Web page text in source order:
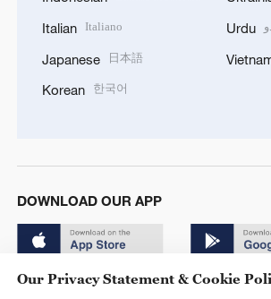
Italian Italiano
Japanese 日本語
Korean 한국어
Urdu
DOWNLOAD OUR APP
Our Privacy Statement & Cookie